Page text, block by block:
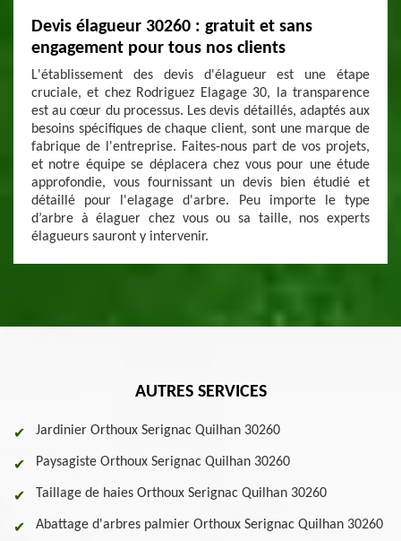
Devis élagueur 30260 : gratuit et sans
engagement pour tous nos clients
L'établissement des devis d'élagueur est une étape
cruciale, et chez Rodriguez Elagage 30, la transparence
est au cœur du processus. Les devis détaillés, adaptés aux
besoins spécifiques de chaque client, sont une marque de
fabrique de l'entreprise. Faites-nous part de vos projets,
et notre équipe se déplacera chez vous pour une étude
approfondie, vous fournissant un devis bien étudié et
détaillé pour l'elagage d'arbre. Peu importe le type
d’arbre à élaguer chez vous ou sa taille, nos experts
élagueurs sauront y intervenir.
AUTRES SERVICES
Jardinier Orthoux Serignac Quilhan 30260
Paysagiste Orthoux Serignac Quilhan 30260
Taillage de haies Orthoux Serignac Quilhan 30260
Abattage d'arbres palmier Orthoux Serignac Quilhan 30260